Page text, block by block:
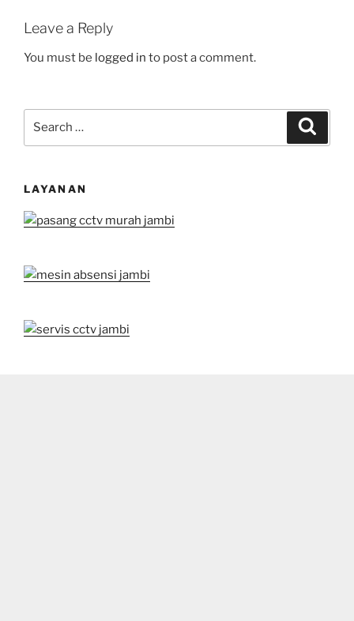
Leave a Reply
You must be logged in to post a comment.
LAYANAN